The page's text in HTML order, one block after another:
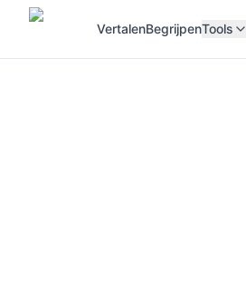
VertalenBegrijpenTools